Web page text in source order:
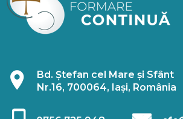
Bd. Ștefan cel Mare și Sfânt
Nr.16, 700064, Iași, România